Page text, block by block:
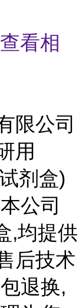
查看相
限公司
用
剂盒)
公司
,均提供
后技术
退换,